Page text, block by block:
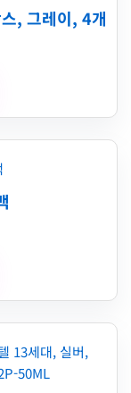
, 그레이, 4개